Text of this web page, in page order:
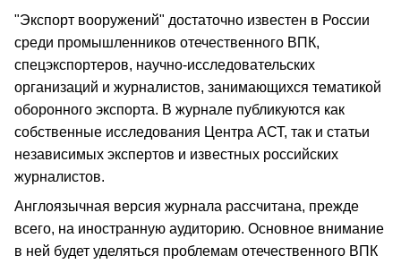
"Экспорт вооружений" достаточно известен в России
среди промышленников отечественного ВПК,
спецэкспортеров, научно-исследовательских
организаций и журналистов, занимающихся тематикой
оборонного экспорта. В журнале публикуются как
собственные исследования Центра АСТ, так и статьи
независимых экспертов и известных российских
журналистов.
Англоязычная версия журнала рассчитана, прежде
всего, на иностранную аудиторию. Основное внимание
в ней будет уделяться проблемам отечественного ВПК